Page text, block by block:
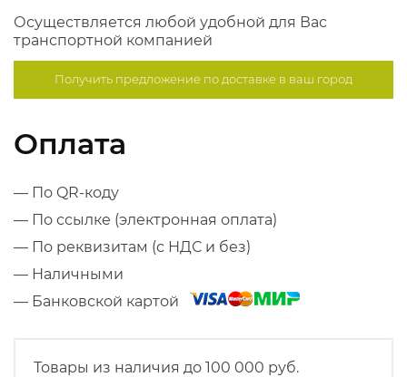
Осуществляется любой удобной для Вас
транспортной компанией
Получить предложение подоставке в ваш город
Оплата
— По QR-коду
— По ссылке (электронная оплата)
— По реквизитам (с НДС и без)
— Наличными
— Банковской картой
Товары из наличия до 100 000 руб.